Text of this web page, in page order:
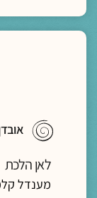
לאן הלכת
מענדל